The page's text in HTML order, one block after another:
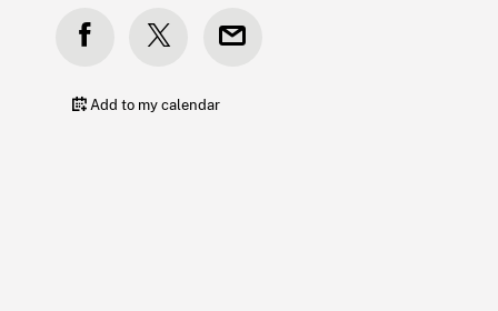
Add to my calendar